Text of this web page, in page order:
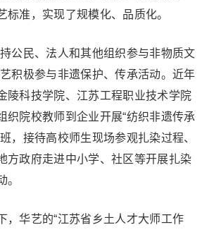
标准，实现了规模化、品质化。
持公民、法人和其他组织参与非物质文
积极参与非遗保护、传承活动。近年
陵科技学院、江苏工程职业技术学院
织院校教师到企业开展“纺织非遗传承
，接待高校师生现场参观扎染过程、
方政府走进中小学、社区等开展扎染
。
，华艺的“江苏省乡土人才大师工作